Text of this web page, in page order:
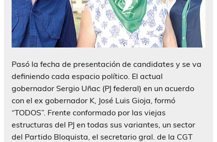
Pasó la fecha de presentación de candidates y se va
definiendo cada espacio político. El actual
gobernador Sergio Uñac (PJ federal) en un acuerdo
con el ex gobernador K, José Luis Gioja, formó
“TODOS”. Frente conformado por las viejas
estructuras del PJ en todas sus variantes, un sector
del Partido Bloquista, el secretario gral. de la CGT